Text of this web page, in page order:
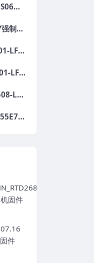
创维50E680F机芯8S06强制升级刷机包
创维8S03-47E600Y强制升级软件刷机电视固件包
TCL电视V8-S38AT01-LF1V123版本强刷电视固件包下载
TCL电视V8-RT95001-LF1V215版本强刷电视固件包下载
TCL电视V8-0MT5508-LF1V362版本强刷电视固件包下载
创维电视机芯8S70-55E710S系列酷开5.05刷机固件
固件
件